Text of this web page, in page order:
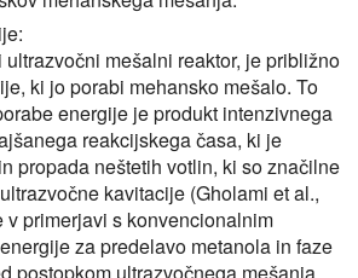
mešalni reaktor, je približno
ki jo porabi mehansko mešalo. To
energije je produkt intenzivnega
reakcijskega časa, ki je
propada neštetih votlin, ki so značilne
kavitacije (Gholami et al.,
v primerjavi s konvencionalnim
za predelavo metanola in faze